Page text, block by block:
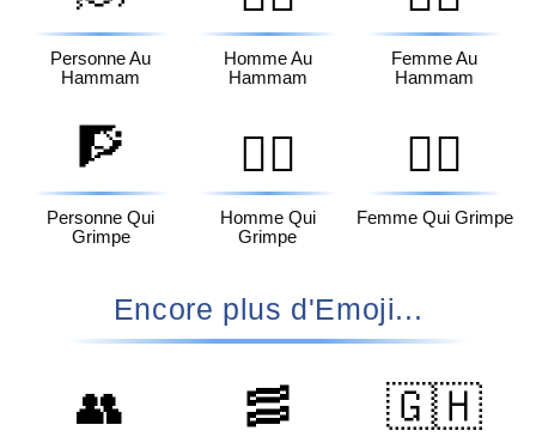
Personne Au
Hammam
Homme Au
Hammam
Femme Au
Hammam
🧗
Personne Qui
Grimpe
🧗‍♂️
Homme Qui
Grimpe
🧗‍♀️
Femme Qui Grimpe
Encore plus d'Emoji...
👥 🥓 🇬🇭